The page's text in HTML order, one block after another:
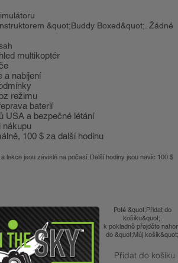
&quot;Buddy Boxed&quot;. Žádné
multikoptér
a nabíjení
režimu
baterií
USA a bezpečné létání
nákupu
100 $ za další hodinu
a lekce jsou závislé na počasí. Další hodiny jsou navíc 100 $
Přidat do košíku
Poté &quot;Přidat do
košíku&quot;.
k pokladně přejděte
do &quot;Můj košík&quot;